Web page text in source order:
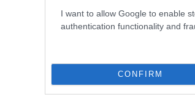
I want to allow Google to enable
authentication functionality and
CONFIRM
címe:
api/trackback/id/3520876